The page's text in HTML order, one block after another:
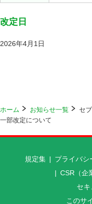
改定日
2026年4月1日
ホーム お知らせ一覧
セ
一部改定について
規定集 プライバシ
CSR（企
セ
このサ